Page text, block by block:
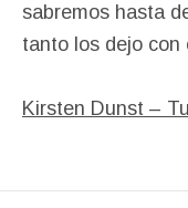
sabremos hasta
tanto los dejo con
Kirsten Dunst –